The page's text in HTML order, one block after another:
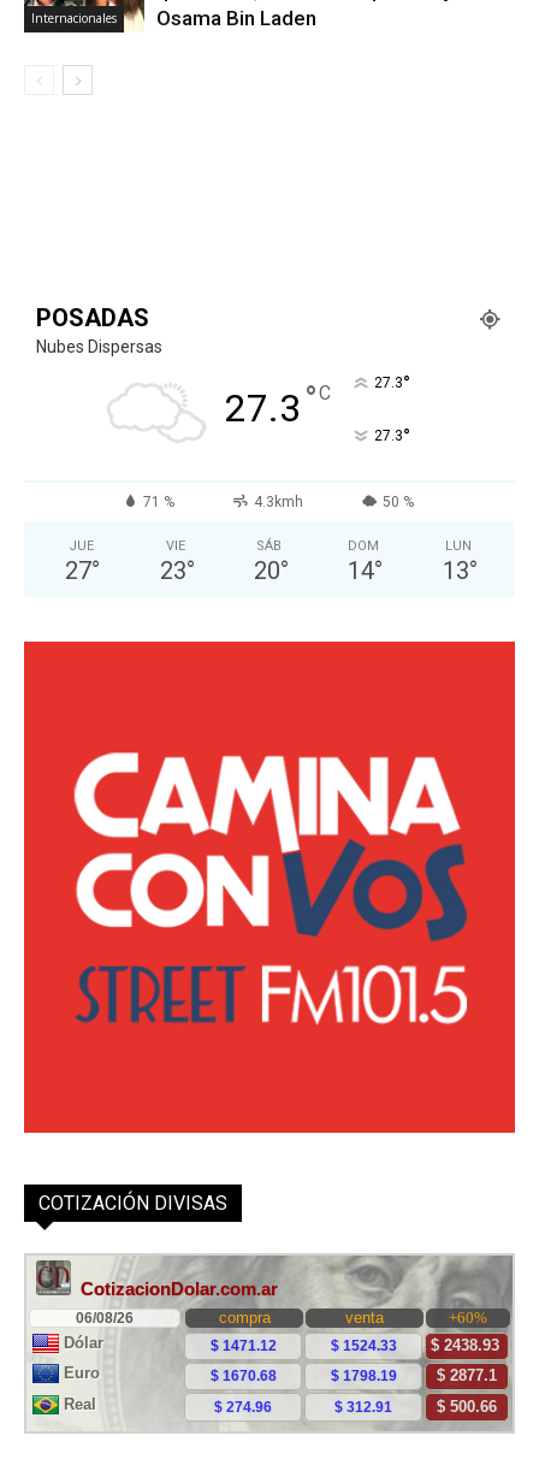
Internacionales
Osama Bin Laden
POSADAS
Nubes Dispersas
27.3 °C 27.3°
27.3°
71 % 4.3kmh 50 %
JUE
27°
VIE
23°
SÁB
20°
DOM
14°
LUN
13°
COTIZACIÓN DIVISAS